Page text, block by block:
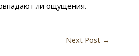
ли ощущения.
Next Post →